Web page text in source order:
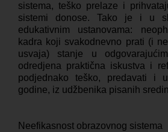
sistema, teško prelaze i
sistemi donose. Tako je i u
edukativnim ustanovama:
kadra koji svakodnevno prati (i
usvaja) stanje u
odredjena praktična iskustva i
podjednako teško, predavati i
godine, iz udžbenika pisanih
Neefikasnost obrazovnog sistema